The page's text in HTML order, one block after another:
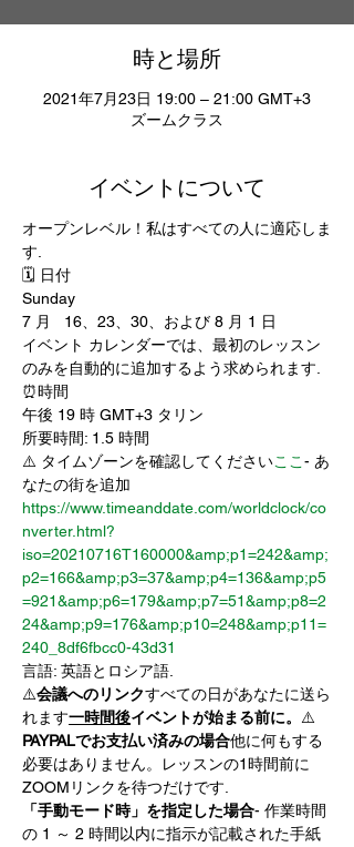
時と場所
2021年7月23日 19:00 – 21:00 GMT+3
ズームクラス
イベントについて
オープンレベル！私はすべての人に適応しま
す.
🗓 日付
Sunday
7 月   16、23、30、および 8 月 1 日
イベント カレンダーでは、最初のレッスン
のみを自動的に追加するよう求められます.
⏰時間
午後 19 時 GMT+3 タリン
所要時間: 1.5 時間
⚠️ タイムゾーンを確認してくださいここ - あ
なたの街を追加
https://www.timeanddate.com/worldclock/co
nverter.html?
iso=20210716T160000&amp;p1=242&amp;
p2=166&amp;p3=37&amp;p4=136&amp;p5
=921&amp;p6=179&amp;p7=51&amp;p8=2
24&amp;p9=176&amp;p10=248&amp;p11=
240_8df6fbcc0-43d31
言語: 英語とロシア語.
⚠️会議へのリンクすべての日があなたに送ら
れます一時間後イベントが始まる前に。 ⚠️
PAYPALでお支払い済みの場合他に何もする
必要はありません。レッスンの1時間前に
ZOOMリンクを待つだけです.
「手動モード時」を指定した場合- 作業時間
の 1 ～ 2 時間以内に指示が記載された手紙